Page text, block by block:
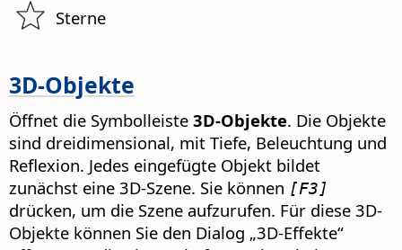
Sterne
3D-Objekte
Öffnet die Symbolleiste 3D-Objekte. Die Objekte
sind dreidimensional, mit Tiefe, Beleuchtung und
Reflexion. Jedes eingefügte Objekt bildet
zunächst eine 3D-Szene. Sie können [F3]
drücken, um die Szene aufzurufen. Für diese 3D-
Objekte können Sie den Dialog „3D-Effekte“